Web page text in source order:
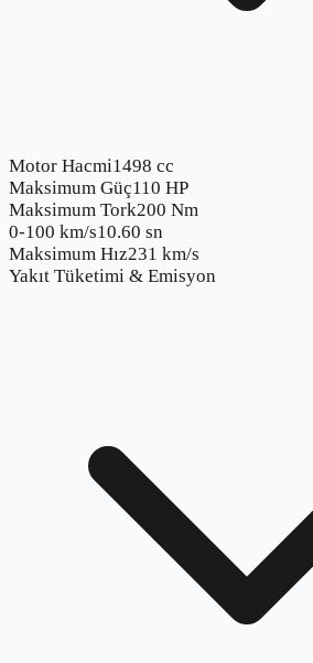
Motor Hacmi1498 cc
Maksimum Güç110 HP
Maksimum Tork200 Nm
0-100 km/s10.60 sn
Maksimum Hız231 km/s
Yakıt Tüketimi & Emisyon